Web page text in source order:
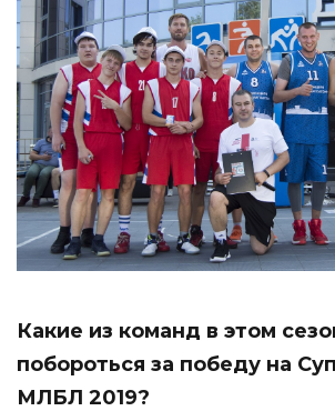
Какие из команд в этом
побороться за победу на
МЛБЛ 2019?